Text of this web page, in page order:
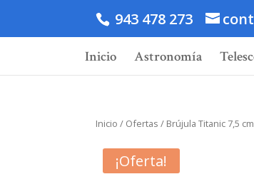
943 478 273
Inicio Astronomía
Inicio / Ofertas / Brújula Titanic 7,5 cm
¡Oferta!